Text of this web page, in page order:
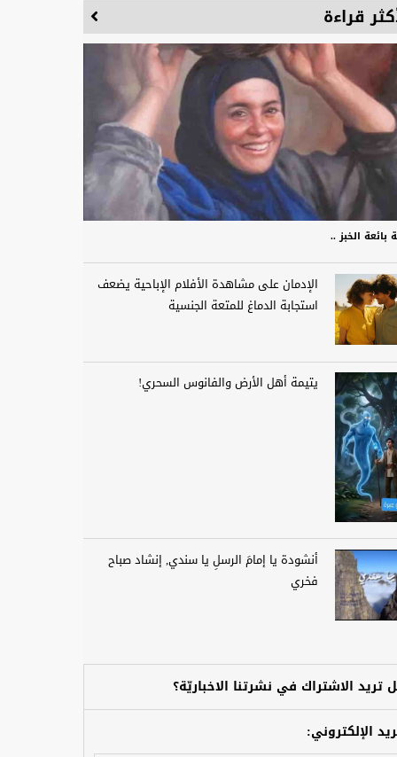
قراءة
بائعة الخبز ..
الإدمان على مشاهدة الأفلام الإباحية يضعف
استجابة الدماغ للمتعة الجنسية
يتيمة أهل الأرض والفانوس السحري!
أنشودة يا إمامَ الرسلِ يا سندي, إنشاد صباح
فخري
تريد الاشتراك في نشرتنا الاخباريّة؟
الإلكتروني: